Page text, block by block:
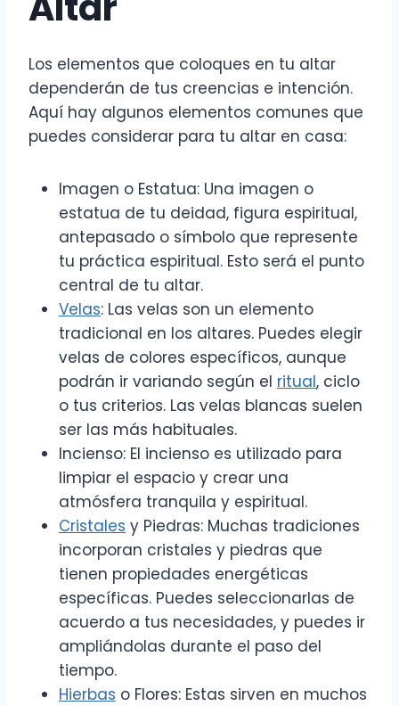
Los elementos que coloques en tu altar
dependerán de tus creencias e intención.
Aquí hay algunos elementos comunes que
puedes considerar para tu altar en casa:
Imagen o Estatua: Una imagen o
estatua de tu deidad, figura espiritual,
antepasado o símbolo que represente
tu práctica espiritual. Esto será el punto
central de tu altar.
Velas: Las velas son un elemento
tradicional en los altares. Puedes elegir
velas de colores específicos, aunque
podrán ir variando según el ritual, ciclo
o tus criterios. Las velas blancas suelen
ser las más habituales.
Incienso: El incienso es utilizado para
limpiar el espacio y crear una
atmósfera tranquila y espiritual.
Cristales y Piedras: Muchas tradiciones
incorporan cristales y piedras que
tienen propiedades energéticas
específicas. Puedes seleccionarlas de
acuerdo a tus necesidades, y puedes ir
ampliándolas durante el paso del
tiempo.
Hierbas o Flores: Estas sirven en muchos